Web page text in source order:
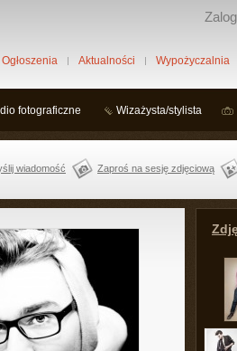
Ogłoszenia Aktualności Wypożyczalnia
fotograficzne Wizażysta/stylista
wiadomość Zaproś na sesję zdjęciową